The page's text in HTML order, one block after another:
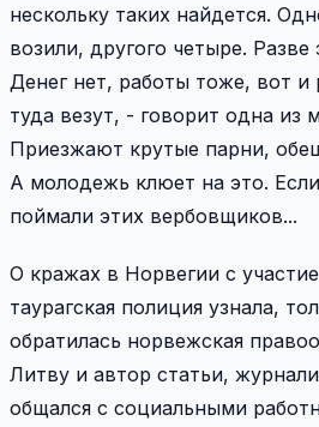
нескольку таких найдется.
возили, другого четыре. Разве
Денег нет, работы тоже, вот и
туда везут, - говорит одна из
Приезжают крутые парни,
А молодежь клюет на это.
поймали этих вербовщиков...
О кражах в Норвегии с
таурагская полиция узнала,
обратилась норвежская
Литву и автор статьи,
общался с социальными